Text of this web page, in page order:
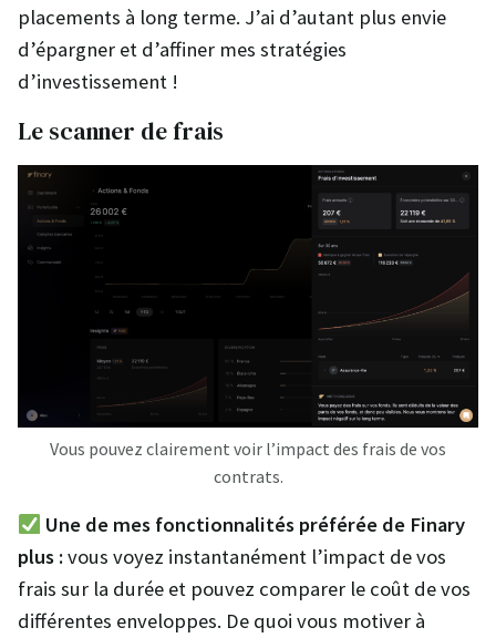
placements à long terme. J’ai d’autant plus envie
d’épargner et d’affiner mes stratégies
d’investissement !
Le scanner de frais
Vous pouvez clairement voir l’impact des frais de vos
contrats.
Une de mes fonctionnalités préférée de Finary
plus :vous voyez instantanément l’impact de vos
frais sur la durée et pouvez comparer le coût de vos
différentes enveloppes. De quoi vous motiver à